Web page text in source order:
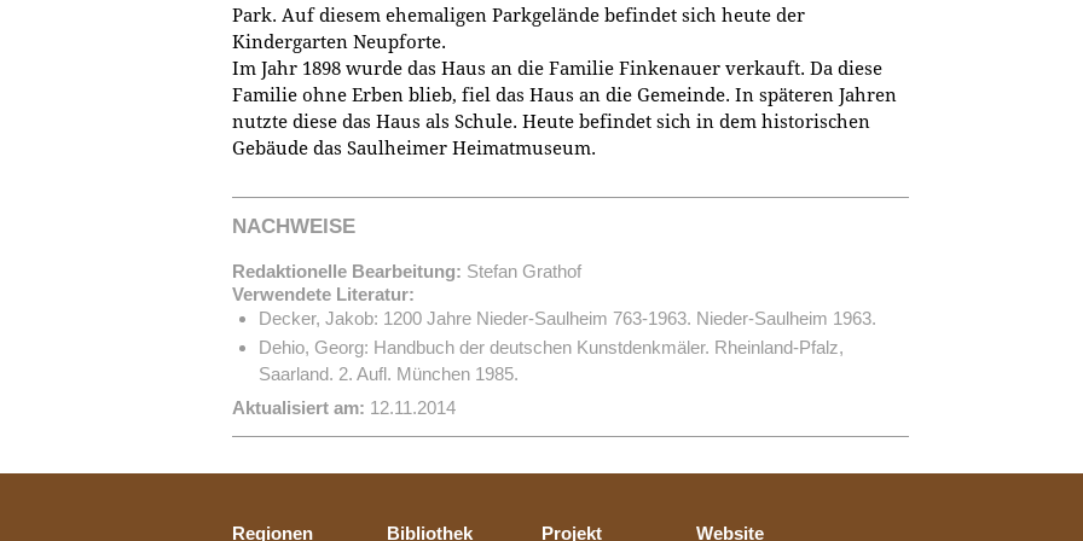
Park. Auf diesem ehemaligen Parkgelände befindet sich heute der
Kindergarten Neupforte.
Im Jahr 1898 wurde das Haus an die Familie Finkenauer verkauft. Da diese
Familie ohne Erben blieb, fiel das Haus an die Gemeinde. In späteren Jahren
nutzte diese das Haus als Schule. Heute befindet sich in dem historischen
Gebäude das Saulheimer Heimatmuseum.
NACHWEISE
Redaktionelle Bearbeitung: Stefan Grathof
Verwendete Literatur:
Decker, Jakob: 1200 Jahre Nieder-Saulheim 763-1963. Nieder-Saulheim 1963.
Dehio, Georg: Handbuch der deutschen Kunstdenkmäler. Rheinland-Pfalz,
Saarland. 2. Aufl. München 1985.
Aktualisiert am: 12.11.2014
Regionen Bibliothek Projekt Website